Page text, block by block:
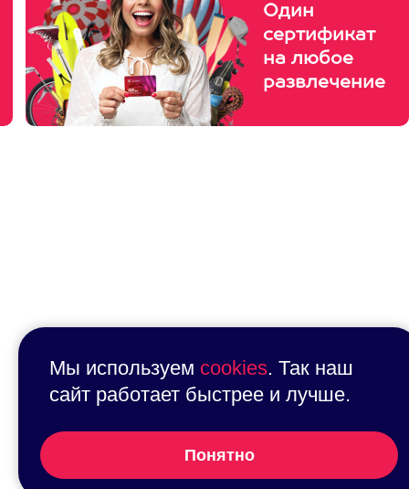
Один
сертификат
на любое
развлечение
Мы используем cookies. Так наш
сайт работает быстрее и лучше.
Понятно